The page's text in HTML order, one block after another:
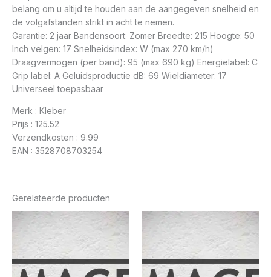
belang om u altijd te houden aan de aangegeven snelheid en
de volgafstanden strikt in acht te nemen.
Garantie: 2 jaar Bandensoort: Zomer Breedte: 215 Hoogte: 50
Inch velgen: 17 Snelheidsindex: W (max 270 km/h)
Draagvermogen (per band): 95 (max 690 kg) Energielabel: C
Grip label: A Geluidsproductie dB: 69 Wieldiameter: 17
Universeel toepasbaar
Merk : Kleber
Prijs : 125.52
Verzendkosten : 9.99
EAN : 3528708703254
Gerelateerde producten